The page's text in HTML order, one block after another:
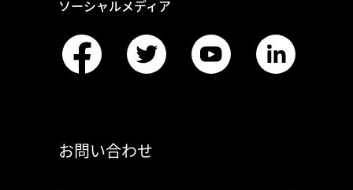
ソーシャルメディア
お問い合わせ